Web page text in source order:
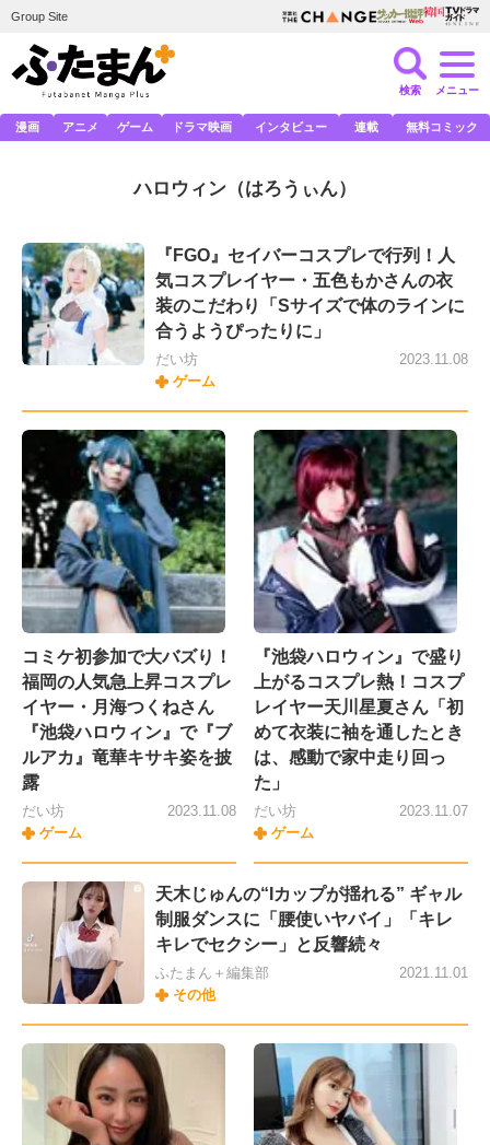
Group Site
検索 メニュー
漫画 アニメ ゲーム ドラマ映画 インタビュー 連載 無料コミック
ハロウィン （はろうぃん）
『FGO』セイバーコスプレで行列！人
気コスプレイヤー・五色もかさんの衣
装のこだわり「Sサイズで体のラインに
合うようぴったりに」
だい坊
ゲーム
2023.11.08
コミケ初参加で大バズり！
福岡の人気急上昇コスプレ
イヤー・月海つくねさん
『池袋ハロウィン』で『ブ
ルアカ』竜華キサキ姿を披
露
だい坊
ゲーム
2023.11.08
『池袋ハロウィン』で盛り
上がるコスプレ熱！コスプ
レイヤー天川星夏さん「初
めて衣装に袖を通したとき
は、感動で家中走り回っ
た」
だい坊
ゲーム
2023.11.07
天木じゅんの“Iカップが揺れる” ギャル
制服ダンスに「腰使いヤバイ」「キレ
キレでセクシー」と反響続々
ふたまん＋編集部
その他
2021.11.01